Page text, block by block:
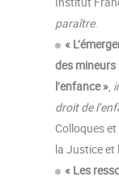
paraître.
«
des
l’enfance »,
droit de
Colloques
la Justice et
« Les